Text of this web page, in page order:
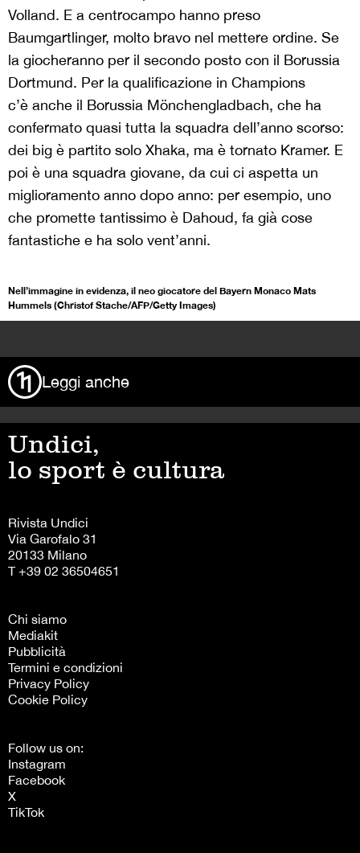
Volland. E a centrocampo hanno preso
Baumgartlinger, molto bravo nel mettere ordine. Se
la giocheranno per il secondo posto con il Borussia
Dortmund. Per la qualificazione in Champions
c’è anche il Borussia Mönchengladbach, che ha
confermato quasi tutta la squadra dell’anno scorso:
dei big è partito solo Xhaka, ma è tornato Kramer. E
poi è una squadra giovane, da cui ci aspetta un
miglioramento anno dopo anno: per esempio, uno
che promette tantissimo è Dahoud, fa già cose
fantastiche e ha solo vent’anni.
Nell’immagine in evidenza, il neo giocatore del Bayern Monaco Mats
Hummels (Christof Stache/AFP/Getty Images)
Leggi anche
Undici,
lo sport è cultura
Rivista Undici
Via Garofalo 31
20133 Milano
T +39 02 36504651
Chi siamo
Mediakit
Pubblicità
Termini e condizioni
Privacy Policy
Cookie Policy
Follow us on:
Instagram
Facebook
X
TikTok